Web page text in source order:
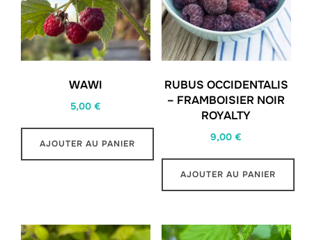
WAWI
5,00€
AJOUTER AU PANIER
RUBUS OCCIDENTALIS
– FRAMBOISIER NOIR
ROYALTY
9,00€
AJOUTER AU PANIER